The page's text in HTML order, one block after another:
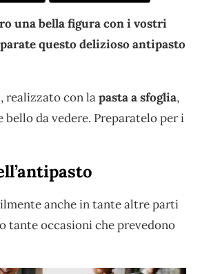
una bella figura con i vostri
questo delizioso antipasto
, realizzato con lapasta a sfoglia,
bello da vedere. Preparatelo per i
anche in tante altre parti
tante occasioni che prevedono